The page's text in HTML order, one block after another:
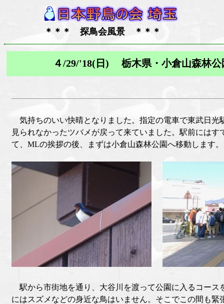
＊＊＊ 探鳥会風景 ＊＊＊
４/29/'18(日) 栃木県・小倉山森林公
気持ちのいい快晴となりました。指定の電車で東武日光
見られなかったツバメが戻って来ていました。駅前にはす
て、MLの挨拶の後、まずは小倉山森林公園へ移動します。
駅から市街地を通り、大谷川を渡って公園に入るコース
にはスズメなどの身近な鳥はいません。そこでこの間も緊